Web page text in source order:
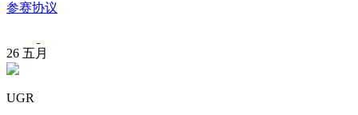
参赛协议
26 五月
UGR